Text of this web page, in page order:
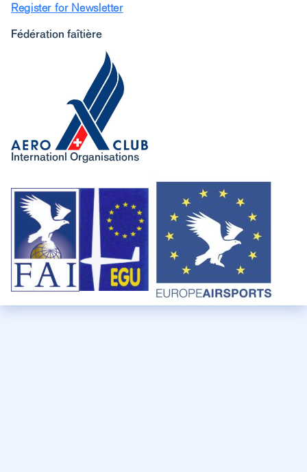
Register for Newsletter
Fédération faîtière
Internationl Organisations